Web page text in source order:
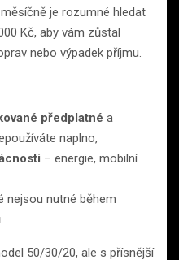
je rozumné hledat
Kč, aby vám zůstal
nebo výpadek příjmu.
předplatné a
naplno,
– energie, mobilní
nejsou nutné během
50/30/20, ale s přísnější